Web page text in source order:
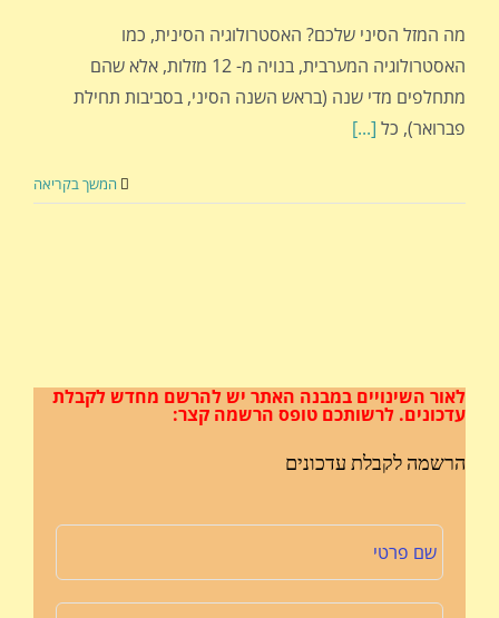
מה המזל הסיני שלכם? האסטרולוגיה הסינית, כמו
האסטרולוגיה המערבית, בנויה מ- 12 מזלות, אלא שהם
מתחלפים מדי שנה (בראש השנה הסיני, בסביבות תחילת
פברואר), כל [...]
המשך בקריאה
לאור השינויים במבנה האתריש להרשם מחדש לקבלת
עדכונים. לרשותכם טופס הרשמה קצר:
הרשמה לקבלת עדכונים